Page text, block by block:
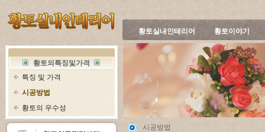
황토실내인테리어 황토이야기
황토의특징및가격
특징 및 가격
시공방법
황토의 우수성
시공방법